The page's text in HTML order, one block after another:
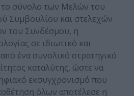
σύνολο των Μελών του
Συμβουλίου και στελεχών
του Συνδέσμου, η
σε ιδιωτικό και
ένα συνολικό στρατηγικό
καταλύτης, ώστε να
εκσυγχρονισμό που
όλων αποτέλεσε η